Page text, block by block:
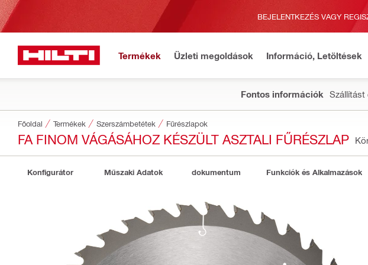
BEJELENTKEZÉS VAGY
Termékek Üzleti megoldások Információ, Letöltések
Fontos információk Szállítást
Főoldal Termékek Szerszámbetétek Fűrészlapok
FA FINOM VÁGÁSÁHOZ KÉSZÜLT ASZTALI FŰRÉSZLAP
Konfigurátor Műszaki Adatok dokumentum Funkciók és Alkalmazások